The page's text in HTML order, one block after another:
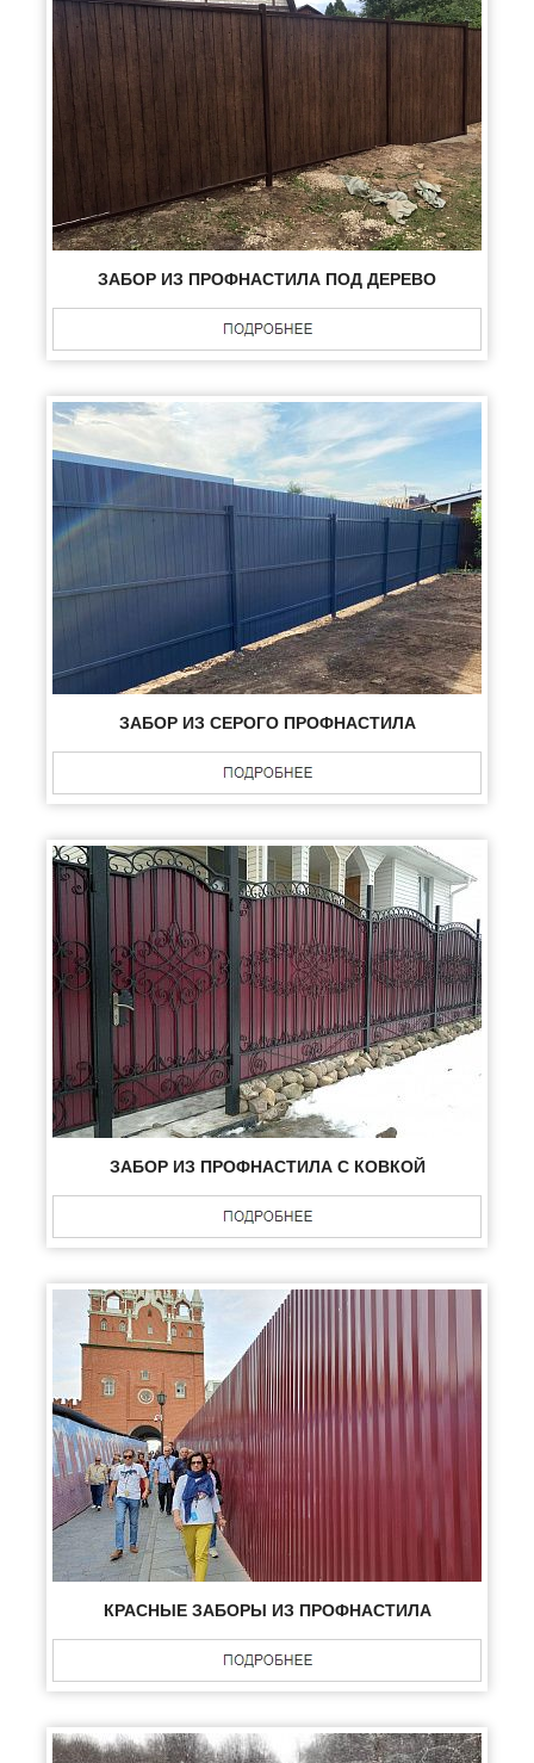
ЗАБОР ИЗ ПРОФНАСТИЛА ПОД ДЕРЕВО
ЗАБОР ИЗ СЕРОГО ПРОФНАСТИЛА
ЗАБОР ИЗ ПРОФНАСТИЛА С КОВКОЙ
КРАСНЫЕ ЗАБОРЫ ИЗ ПРОФНАСТИЛА